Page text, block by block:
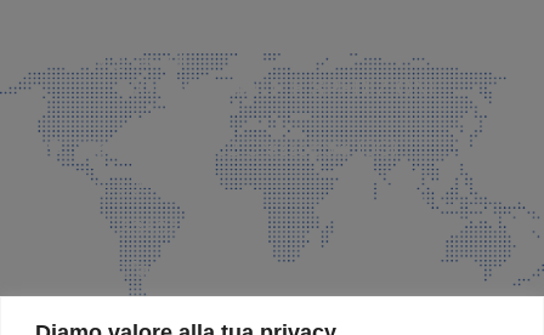
info@faeg.it
COMMERCIALE E SPEDIZIONI
Via Padre Elzi, 32 Grassobbio (BG)
035 525015
035 335037
info@faeg.it
SITE MAP